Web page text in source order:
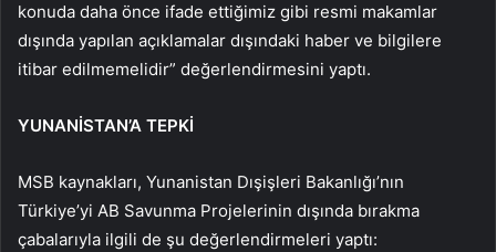
konuda daha önce ifade ettiğimiz gibi resmi makamlar
dışında yapılan açıklamalar dışındaki haber ve bilgilere
itibar edilmemelidir” değerlendirmesini yaptı.
YUNANİSTAN’A TEPKİ
MSB kaynakları, Yunanistan Dışişleri Bakanlığı’nın
Türkiye’yi AB Savunma Projelerinin dışında bırakma
çabalarıyla ilgili de şu değerlendirmeleri yaptı: